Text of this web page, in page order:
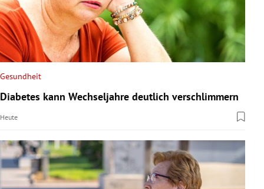
Gesundheit
Diabetes kann Wechseljahre deutlich verschlimmern
Heute